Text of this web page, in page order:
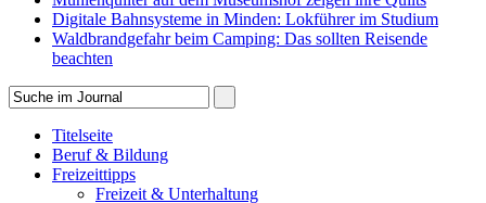
Digitale Bahnsysteme in Minden: Lokführer im Studium
Waldbrandgefahr beim Camping: Das sollten Reisende
beachten
Titelseite
Beruf & Bildung
Freizeittipps
Freizeit & Unterhaltung